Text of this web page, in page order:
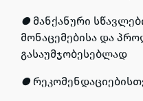
● მანქანური
მონაცემებისა და
გასაუმჯობესებლად
●